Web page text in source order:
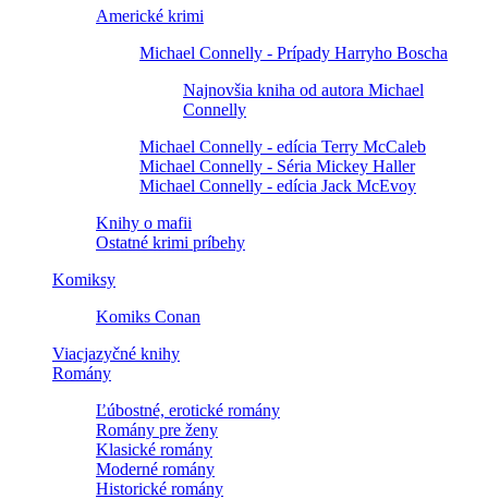
Americké krimi
Michael Connelly - Prípady Harryho Boscha
Najnovšia kniha od autora Michael
Connelly
Michael Connelly - edícia Terry McCaleb
Michael Connelly - Séria Mickey Haller
Michael Connelly - edícia Jack McEvoy
Knihy o mafii
Ostatné krimi príbehy
Komiksy
Komiks Conan
Viacjazyčné knihy
Romány
Ľúbostné, erotické romány
Romány pre ženy
Klasické romány
Moderné romány
Historické romány